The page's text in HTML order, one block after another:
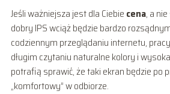
Jeśli ważniejsza jest dla Ciebie cena, a
dobry IPS wciąż będzie bardzo
codziennym przeglądaniu internetu,
długim czytaniu naturalne kolory i
potrafią sprawić, że taki ekran będzie po
„komfortowy” w odbiorze.